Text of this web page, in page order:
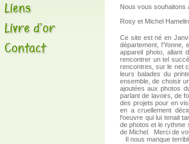
Nous vous souhaitons
Rosy et Michel Hamelin
Ce site est né en
département, l'Yonne,
appareil photo, allant
rencontrer un tel
rencontres, sur le net
leurs balades du
ensemble, de choisir
ajoutées aux photos
parlant de lavoirs, de
des projets pour en
en a cruellement
l'oeuvre qui lui tenait
de photos et le rythme
de Michel. Merci de
Il nous manque